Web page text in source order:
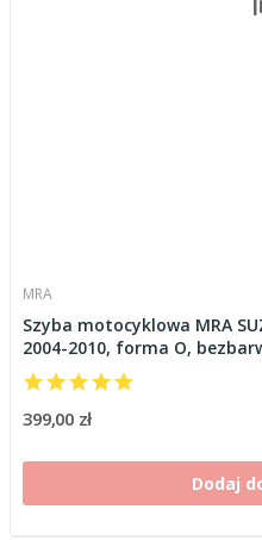
MRA
Szyba motocyklowa MRA
2004-2010, forma O,
399,00 zł
Dodaj